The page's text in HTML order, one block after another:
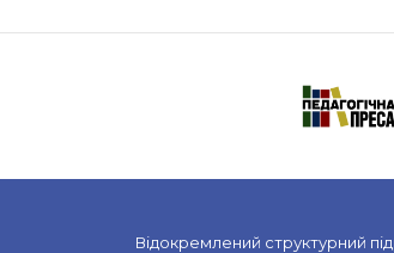
Відокремлений структурний